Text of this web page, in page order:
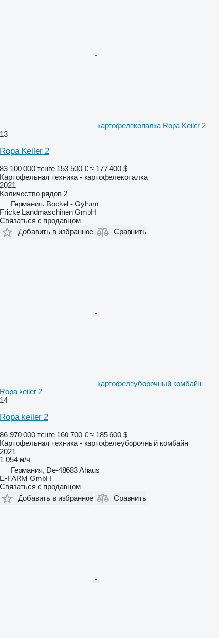
картофелекопалка Ropa Keiler 2
13
Ropa Keiler 2
83 100 000 тенге 153 500 € ≈ 177 400 $
Картофельная техника - картофелекопалка
2021
Количество рядов 2
Германия, Bockel - Gyhum
Fricke Landmaschinen GmbH
Связаться с продавцом
Добавить в избранное
Сравнить
картофелеуборочный комбайн
Ropa keiler 2
14
Ropa keiler 2
86 970 000 тенге 160 700 € ≈ 185 600 $
Картофельная техника - картофелеуборочный комбайн
2021
1 054 м/ч
Германия, De-48683 Ahaus
E-FARM GmbH
Связаться с продавцом
Добавить в избранное
Сравнить